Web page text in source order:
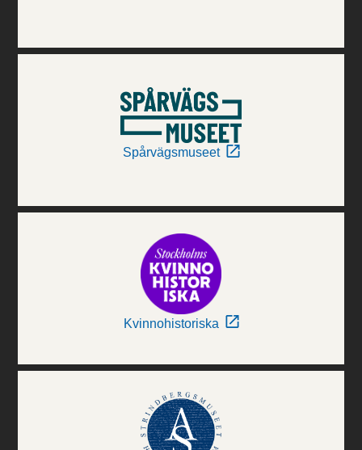
Spårvägsmuseet
Kvinnohistoriska